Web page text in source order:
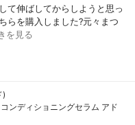
て伸ばしてからしようと思っ
らを購入しました?元々まつ
を見る
)
ンディショニングセラム アド